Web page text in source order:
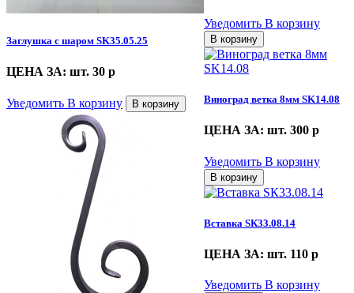
Заглушка с шаром SK35.05.25
ЦЕНА ЗА: шт. 30 p
Уведомить В корзину В корзину
Уведомить В корзину
В корзину
Виноград ветка 8мм SK14.08
ЦЕНА ЗА: шт. 300 p
Уведомить В корзину
В корзину
Вставка SК33.08.14
ЦЕНА ЗА: шт. 110 p
Уведомить В корзину